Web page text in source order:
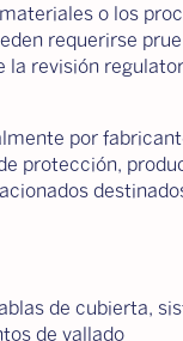
o los
requerirse
la revisión
por
protección,
de cubierta,
de vallado